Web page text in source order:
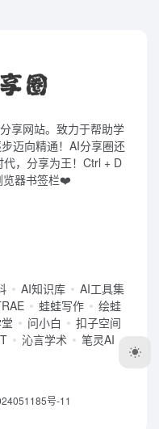
享网站。致力于帮助学
迈向精通！AI分享圈还
，分享为王！Ctrl + D
览器书签栏❤️
AI知识库
AI工具集
蛙蛙写作
绘蛙
问小白
扣子空间
沁言学术 笔灵AI
号-11